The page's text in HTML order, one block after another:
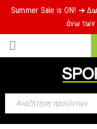
Summer Sale is ON! ➔
άνω των